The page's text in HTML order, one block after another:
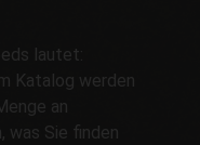
lautet:
Katalog werden
an
was Sie finden